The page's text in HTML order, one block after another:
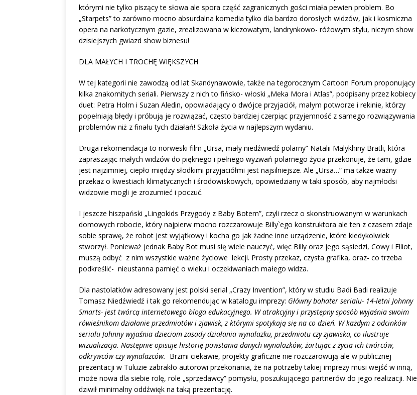
którymi nie tylko piszący te słowa ale spora część zagranicznych gości miała pewien problem. Bo
„Starpets” to zarówno mocno absurdalna komedia tylko dla bardzo dorosłych widzów, jak i kosmiczna
opera na narkotycznym gazie, zrealizowana w kiczowatym, landrynkowo- różowym stylu, niczym show
dzisiejszych gwiazd show biznesu!
DLA MAŁYCH I TROCHĘ WIĘKSZYCH
W tej kategorii nie zawodzą od lat Skandynawowie, także na tegorocznym Cartoon Forum proponujący
kilka znakomitych seriali. Pierwszy z nich to fińsko- włoski „Meka Mora i Atlas”, podpisany przez kobiecy
duet: Petra Holm i Suzan Aledin, opowiadający o dwójce przyjaciół, małym potworze i rekinie, którzy
popełniają błędy i próbują je rozwiązać, często bardziej czerpiąc przyjemność z samego rozwiązywania
problemów niż z finału tych działań! Szkoła życia w najlepszym wydaniu.
Druga rekomendacja to norweski film „Ursa, mały niedźwiedź polarny” Natalii Malykhiny Bratli, która
zapraszając małych widzów do pięknego i pełnego wyzwań polarnego życia przekonuje, że tam, gdzie
jest najzimniej, ciepło między słodkimi przyjaciółmi jest najsilniejsze. Ale „Ursa…” ma także ważny
przekaz o kwestiach klimatycznych i środowiskowych, opowiedziany w taki sposób, aby najmłodsi
widzowie mogli je zrozumieć i poczuć.
I jeszcze hiszpański „Lingokids Przygody z Baby Botem”, czyli rzecz o skonstruowanym w warunkach
domowych robocie, który najpierw mocno rozczarowuje Billy`ego konstruktora ale ten z czasem zdaje
sobie sprawę, że robot jest wyjątkowy i kocha go jak żadne inne urządzenie, które kiedykolwiek
stworzył. Ponieważ jednak Baby Bot musi się wiele nauczyć, więc Billy oraz jego sąsiedzi, Cowy i Elliot,
muszą odbyć z nim wszystkie ważne życiowe lekcji. Prosty przekaz, czysta grafika, oraz- co trzeba
podkreślić- nieustanna pamięć o wieku i oczekiwaniach małego widza.
Dla nastolatków adresowany jest polski serial „Crazy Invention”, który w studiu Badi Badi realizuje
Tomasz Niedźwiedź i tak go rekomendując w katalogu imprezy: Główny bohater serialu- 14-letni Johnny
Smarts- jest twórcą internetowego bloga edukacyjnego. W atrakcyjny i przystępny sposób wyjaśnia swoim
rówieśnikom działanie przedmiotów i zjawisk, z którymi spotykają się na co dzień. W każdym z odcinków
serialu Johnny wyjaśnia dzieciom zasady działania wynalazku, przedmiotu czy zjawiska, co ilustruje
wizualizacja. Następnie opisuje historię powstania danych wynalazków, żartując z życia ich twórców,
odkrywców czy wynalazców. Brzmi ciekawie, projekty graficzne nie rozczarowują ale w publicznej
prezentacji w Tuluzie zabrakło autorowi przekonania, że na potrzeby takiej imprezy musi wejść w inną,
może nowa dla siebie rolę, role „sprzedawcy” pomysłu, poszukującego partnerów do jego realizacji. Nie
dziwił minimalny oddźwięk na taką prezentację.